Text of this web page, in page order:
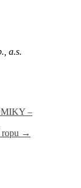
a.s.
–
→